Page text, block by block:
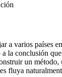
a varios países
la conclusión
un
fluya